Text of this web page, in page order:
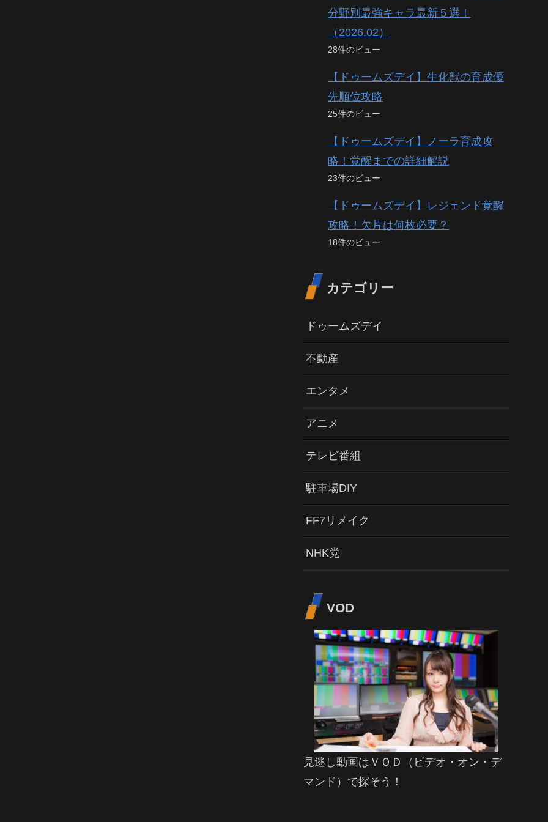
分野別最強キャラ最新５選！
（2026.02）
28件のビュー
【ドゥームズデイ】生化獣の育成優
先順位攻略
25件のビュー
【ドゥームズデイ】ノーラ育成攻
略！覚醒までの詳細解説
23件のビュー
【ドゥームズデイ】レジェンド覚醒
攻略！欠片は何枚必要？
18件のビュー
カテゴリー
ドゥームズデイ
不動産
エンタメ
アニメ
テレビ番組
駐車場DIY
FF7リメイク
NHK党
VOD
見逃し動画はＶＯＤ（ビデオ・オン・デ
マンド）で探そう！